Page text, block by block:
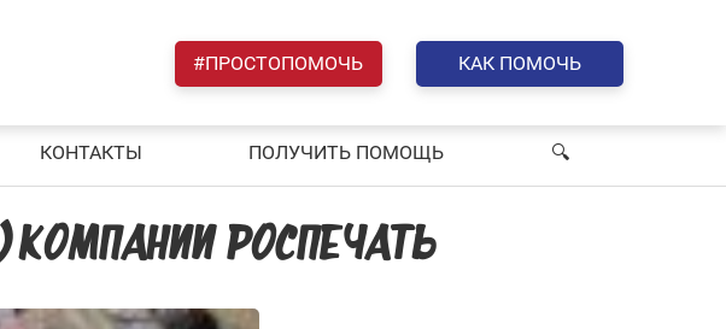
#ПРОСТОПОМОЧЬ КАК ПОМОЧЬ
КОНТАКТЫ ПОЛУЧИТЬ ПОМОЩЬ 🔍︎
КОМПАНИИ РОСПЕЧАТЬ